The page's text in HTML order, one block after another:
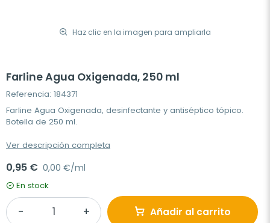
Haz clic en la imagen para ampliarla
Farline Agua Oxigenada, 250 ml
Referencia: 184371
Farline Agua Oxigenada, desinfectante y antiséptico tópico.
Botella de 250 ml.
Ver descripción completa
0,95 € 0,00 €/ml
En stock
Añadir al carrito